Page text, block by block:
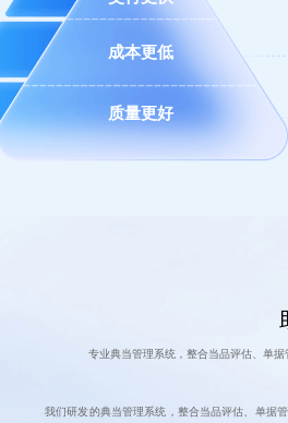
成本更低
质量更好
专业典当管理系统，整合当品评估、单
我们研发的典当管理系统，整合当品评估、单据